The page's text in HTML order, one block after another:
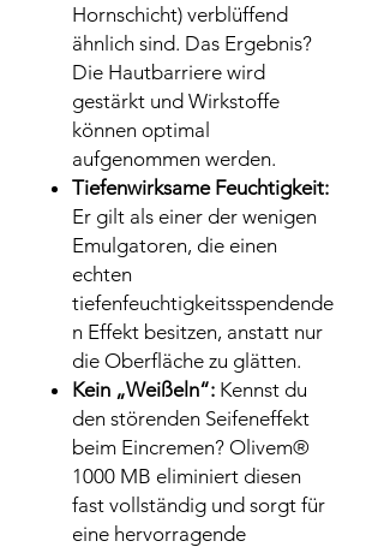
Hornschicht) verblüffend
ähnlich sind. Das Ergebnis?
Die Hautbarriere wird
gestärkt und Wirkstoffe
können optimal
aufgenommen werden.
Tiefenwirksame Feuchtigkeit:
Er gilt als einer der wenigen
Emulgatoren, die einen
echten
tiefenfeuchtigkeitsspendende
n Effekt besitzen, anstatt nur
die Oberfläche zu glätten.
Kein „Weißeln“: Kennst du
den störenden Seifeneffekt
beim Eincremen? Olivem®
1000 MB eliminiert diesen
fast vollständig und sorgt für
eine hervorragende